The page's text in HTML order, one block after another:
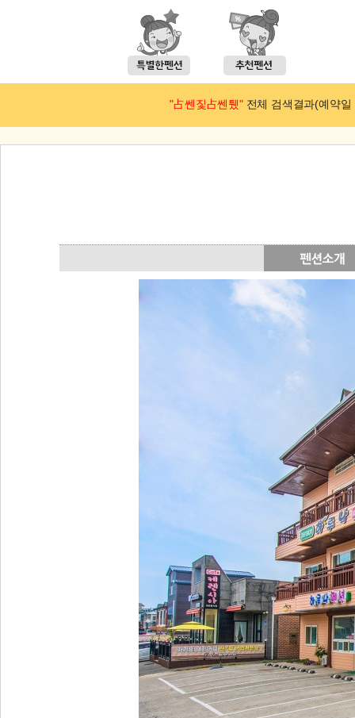
"占쎈짗占쎈퉸"전체 검색결과(예약일